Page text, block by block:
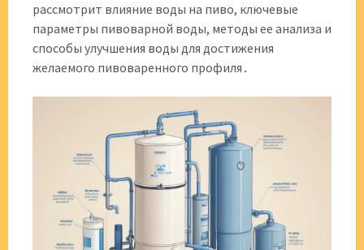
рассмотрит влияние воды на пиво, ключевые
параметры пивоварной воды, методы ее анализа и
способы улучшения воды для достижения
желаемого пивоваренного профиля․